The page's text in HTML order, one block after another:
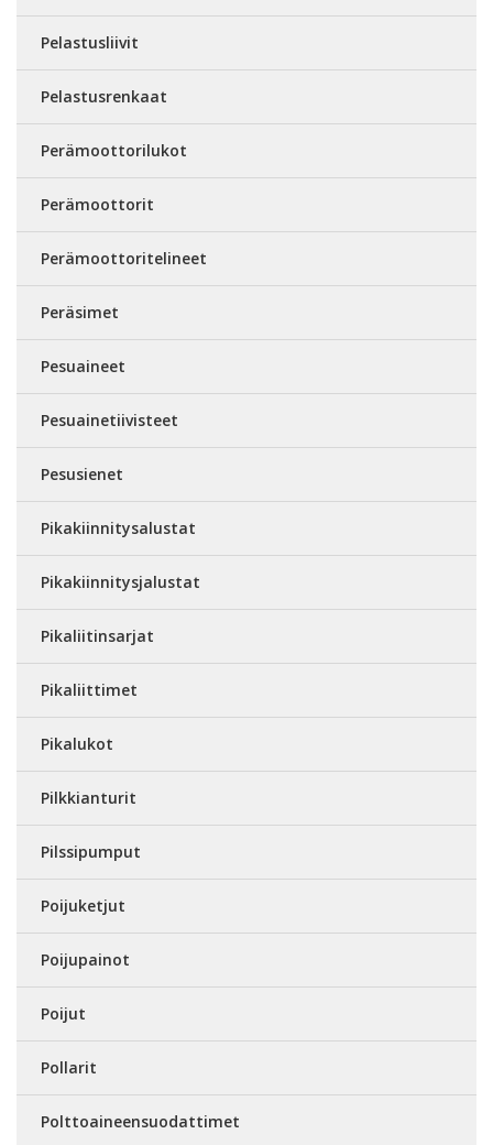
Pelastusliivit
Pelastusrenkaat
Perämoottorilukot
Perämoottorit
Perämoottoritelineet
Peräsimet
Pesuaineet
Pesuainetiivisteet
Pesusienet
Pikakiinnitysalustat
Pikakiinnitysjalustat
Pikaliitinsarjat
Pikaliittimet
Pikalukot
Pilkkianturit
Pilssipumput
Poijuketjut
Poijupainot
Poijut
Pollarit
Polttoaineensuodattimet